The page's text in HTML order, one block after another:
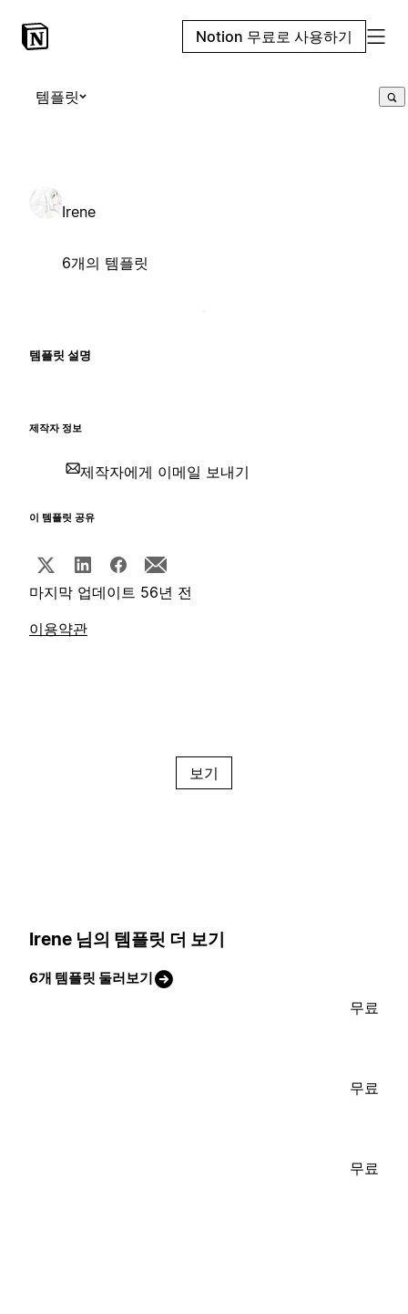
Notion 무료로 사용하기
템플릿
Irene
6개의 템플릿
템플릿 설명
제작자 정보
제작자에게 이메일 보내기
이 템플릿 공유
마지막 업데이트 56년 전
이용약관
보기
Irene 님의 템플릿 더 보기
6개 템플릿 둘러보기
무료
무료
무료